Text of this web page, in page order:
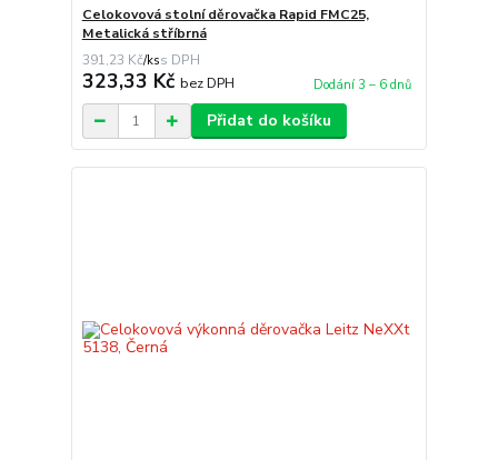
Celokovová stolní děrovačka Rapid FMC25,
Metalická stříbrná
391,23 Kč/ks
323,33 Kč bez DPH Dodání 3 – 6 dnů
Přidat do košíku